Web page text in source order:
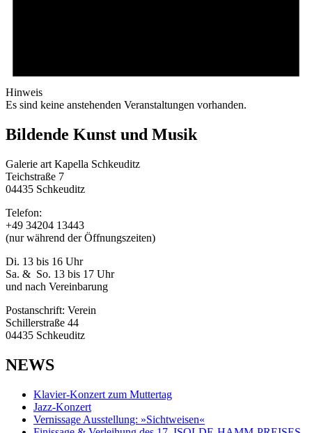
Hinweis
Es sind keine anstehenden Veranstaltungen vorhanden.
Bildende Kunst und Musik
Galerie art Kapella Schkeuditz
Teichstraße 7
04435 Schkeuditz
Telefon:
+49 34204 13443
(nur während der Öffnungszeiten)
Di. 13 bis 16 Uhr
Sa. & So. 13 bis 17 Uhr
und nach Vereinbarung
Postanschrift: Verein
Schillerstraße 44
04435 Schkeuditz
NEWS
Klavier-Konzert zum Muttertag
Jazz-Konzert
Vernissage Ausstellung: »Sichtweisen«